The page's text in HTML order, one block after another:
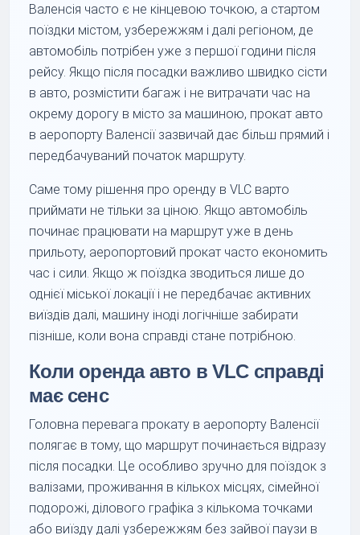
Валенсія часто є не кінцевою точкою, а стартом
поїздки містом, узбережжям і далі регіоном, де
автомобіль потрібен уже з першої години після
рейсу. Якщо після посадки важливо швидко сісти
в авто, розмістити багаж і не витрачати час на
окрему дорогу в місто за машиною, прокат авто
в аеропорту Валенсії зазвичай дає більш прямий і
передбачуваний початок маршруту.
Саме тому рішення про оренду в VLC варто
приймати не тільки за ціною. Якщо автомобіль
починає працювати на маршрут уже в день
прильоту, аеропортовий прокат часто економить
час і сили. Якщо ж поїздка зводиться лише до
однієї міської локації і не передбачає активних
виїздів далі, машину іноді логічніше забирати
пізніше, коли вона справді стане потрібною.
Коли оренда авто в VLC справді
має сенс
Головна перевага прокату в аеропорту Валенсії
полягає в тому, що маршрут починається відразу
після посадки. Це особливо зручно для поїздок з
валізами, проживання в кількох місцях, сімейної
подорожі, ділового графіка з кількома точками
або виїзду далі узбережжям без зайвої паузи в